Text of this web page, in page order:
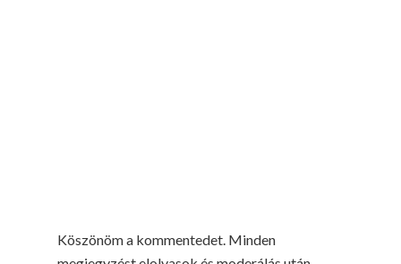
Köszönöm a kommentedet. Minden